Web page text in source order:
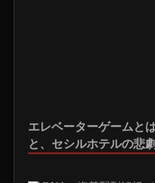
エレベーターゲームと
と、セシルホテルの悲